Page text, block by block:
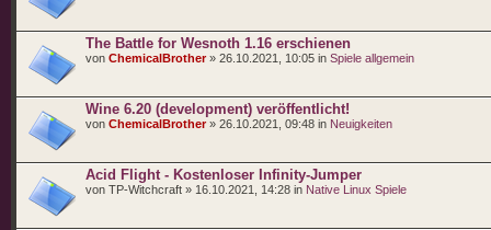
The Battle for Wesnoth 1.16 erschienen
von ChemicalBrother» 26.10.2021, 10:05 in Spiele allgemein
Wine 6.20 (development) veröffentlicht!
von ChemicalBrother» 26.10.2021, 09:48 in Neuigkeiten
Acid Flight - Kostenloser Infinity-Jumper
von TP-Witchcraft » 16.10.2021, 14:28 in Native Linux Spiele